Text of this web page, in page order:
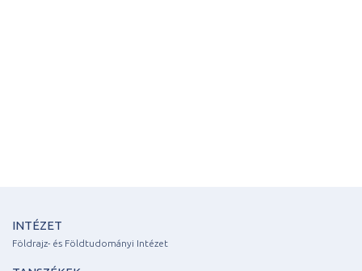
INTÉZET
Földrajz- és Földtudományi Intézet